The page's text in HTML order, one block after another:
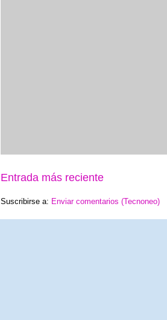
Entrada más reciente
Suscribirse a: Enviar comentarios (Tecnoneo)